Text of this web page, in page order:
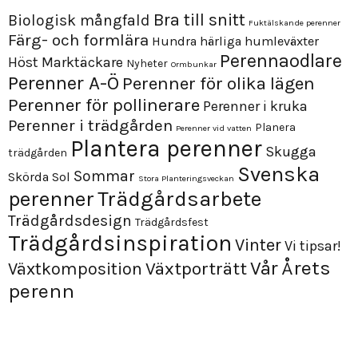
Biologisk mångfald Bra till snitt Fuktälskande perenner
Färg- och formlära Hundra härliga humleväxter
Höst Marktäckare Nyheter Ormbunkar Perennaodlare
Perenner A-Ö Perenner för olika lägen
Perenner för pollinerare Perenner i kruka
Perenner i trädgården Perenner vid vatten Planera
trädgården Plantera perenner Skugga
Skörda Sol Sommar Stora Planteringsveckan Svenska
perennerTrädgårdsarbete
Trädgårdsdesign Trädgårdsfest
Trädgårdsinspiration VinterVi tipsar!
Växtkomposition VäxtporträttVårÅrets
perenn